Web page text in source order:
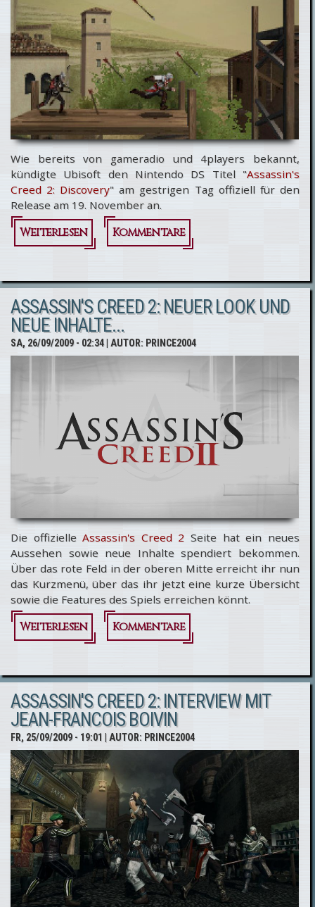
Wie bereits von gameradio und 4players bekannt,
kündigte Ubisoft den Nintendo DS Titel "Assassin's
Creed 2: Discovery" am gestrigen Tag offiziell für den
Release am 19. November an.
Weiterlesen
über
Creed 2:
Discovery
Kommentare
ASSASSIN'S CREED 2: NEUER LOOK UND
NEUE INHALTE...
SA, 26/09/2009 - 02:34| AUTOR: PRINCE2004
Die offizielleAssassin's Creed 2 Seite hat ein neues
Aussehen sowie neue Inhalte spendiert bekommen.
Über das rote Feld in der oberen Mitte erreicht ihr nun
das Kurzmenü, über das ihr jetzt eine kurze Übersicht
sowie die Features des Spiels erreichen könnt.
Weiterlesen
über
Creed 2:
Neuer
Look
und
neue
Inhalte...
Kommentare
ASSASSIN'S CREED 2: INTERVIEW MIT
JEAN-FRANCOIS BOIVIN
FR, 25/09/2009 - 19:01 | AUTOR: PRINCE2004